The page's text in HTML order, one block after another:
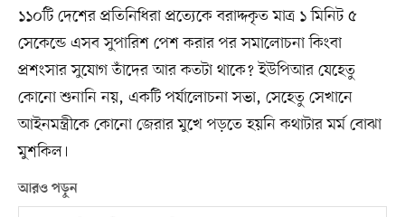
১১০টি দেশের প্রতিনিধিরা প্রত্যেকে বরাদ্দকৃত মাত্র ১ মিনিট ৫
সেকেন্ডে এসব সুপারিশ পেশ করার পর সমালোচনা কিংবা
প্রশংসার সুযোগ তাঁদের আর কতটা থাকে? ইউপিআর যেহেতু
কোনো শুনানি নয়, একটি পর্যালোচনা সভা, সেহেতু সেখানে
আইনমন্ত্রীকে কোনো জেরার মুখে পড়তে হয়নি কথাটার মর্ম বোঝা
মুশকিল।
আরও পড়ুন